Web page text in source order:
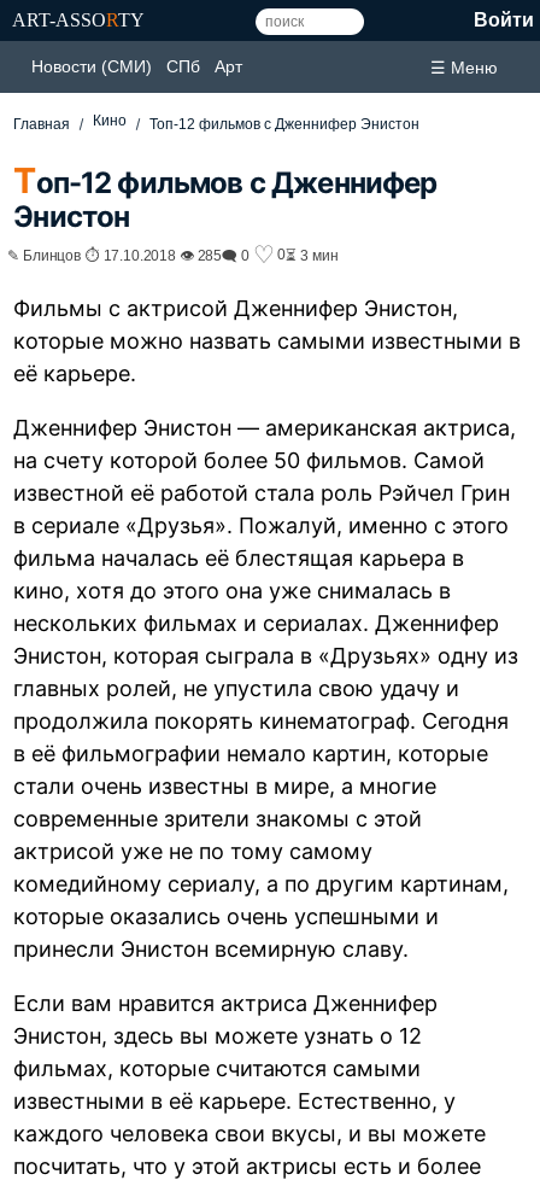
ART-ASSORTY Войти
Новости (СМИ) СПб Арт ☰ Меню
Главная Кино Топ-12 фильмов с Дженнифер Энистон
Топ-12 фильмов с Дженнифер
Энистон
✎ Блинцов ⏱ 17.10.2018 👁 285🗨 0 ♡ 0⏳ 3 мин
Фильмы с актрисой Дженнифер Энистон,
которые можно назвать самыми известными в
её карьере.
Дженнифер Энистон — американская актриса,
на счету которой более 50 фильмов. Самой
известной её работой стала роль Рэйчел Грин
в сериале «Друзья». Пожалуй, именно с этого
фильма началась её блестящая карьера в
кино, хотя до этого она уже снималась в
нескольких фильмах и сериалах. Дженнифер
Энистон, которая сыграла в «Друзьях» одну из
главных ролей, не упустила свою удачу и
продолжила покорять кинематограф. Сегодня
в её фильмографии немало картин, которые
стали очень известны в мире, а многие
современные зрители знакомы с этой
актрисой уже не по тому самому
комедийному сериалу, а по другим картинам,
которые оказались очень успешными и
принесли Энистон всемирную славу.
Если вам нравится актриса Дженнифер
Энистон, здесь вы можете узнать о 12
фильмах, которые считаются самыми
известными в её карьере. Естественно, у
каждого человека свои вкусы, и вы можете
посчитать, что у этой актрисы есть и более